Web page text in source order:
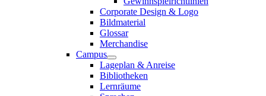
Corporate Design & Logo
Bildmaterial
Glossar
Merchandise
Campus
Lageplan & Anreise
Bibliotheken
Lernräume